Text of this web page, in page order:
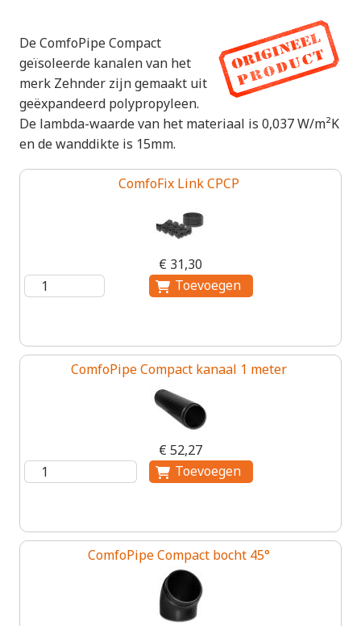
De ComfoPipe Compact
geïsoleerde kanalen van het
merk Zehnder zijn gemaakt uit
geëxpandeerd polypropyleen.
De lambda-waarde van het materiaal is 0,037 W/m²K
en de wanddikte is 15mm.
ComfoFix Link CPCP
€ 31,30
ComfoPipe Compact kanaal 1 meter
€ 52,27
ComfoPipe Compact bocht 45°